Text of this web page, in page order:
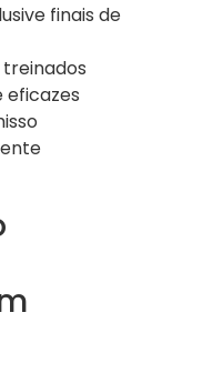
finais de
eficazes